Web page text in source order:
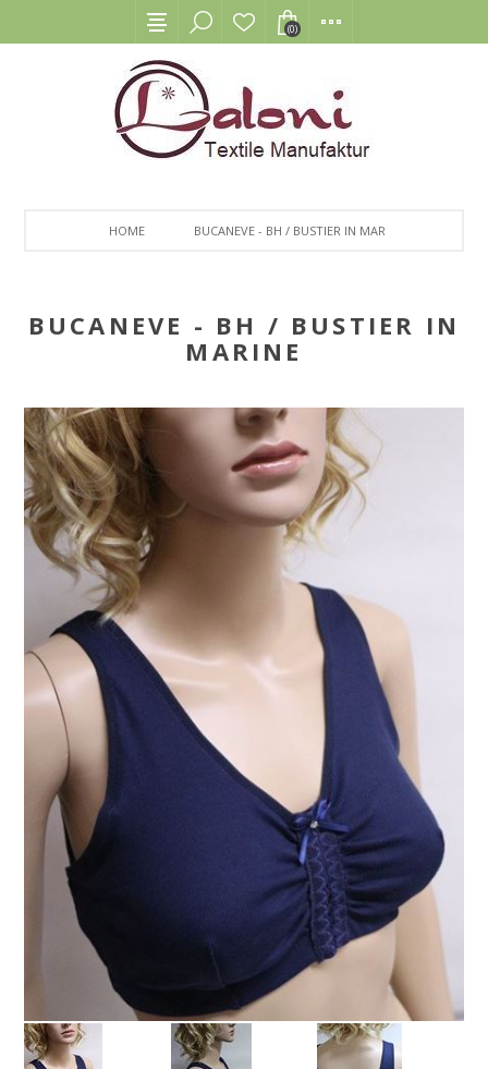
(0)
HOME BUCANEVE - BH / BUSTIER IN MARINE
BUCANEVE - BH / BUSTIER IN
MARINE